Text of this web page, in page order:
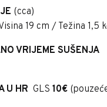
(cca)
19 cm / Težina 1,5
VRIJEME SUŠENJA
U HR GLS 10€